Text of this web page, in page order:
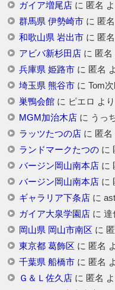
ガイア増尾店に 匿名
群馬県 伊勢崎市に 匿名
和歌山県 岩出市に 匿名
アビバ新杉田店に 匿名
兵庫県 姫路市に 匿名
埼玉県 熊谷市に Tom
巣鴨会館に ピエロ より
MGM加治木店に うっ
ラッツたつの店に 匿名
ランドマークたつのに
バージン岡山南本店に
バージン岡山南本店に
ギャラリア下条店に ast
ガイア大泉学園店に 達
岡山県 岡山市南区 に
東京都 葛飾区 に 匿名
千葉県 船橋市に 匿名
Ｇ＆Ｌ佐久店に 匿名